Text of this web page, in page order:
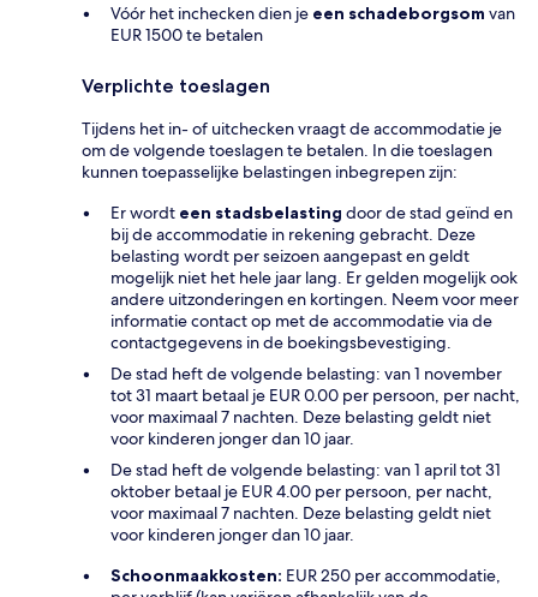
Vóór het inchecken dien je een schadeborgsom van
EUR 1500 te betalen
Verplichte toeslagen
Tijdens het in- of uitchecken vraagt de accommodatie je
om de volgende toeslagen te betalen. In die toeslagen
kunnen toepasselijke belastingen inbegrepen zijn:
Er wordt een stadsbelasting door de stad geïnd en
bij de accommodatie in rekening gebracht. Deze
belasting wordt per seizoen aangepast en geldt
mogelijk niet het hele jaar lang. Er gelden mogelijk ook
andere uitzonderingen en kortingen. Neem voor meer
informatie contact op met de accommodatie via de
contactgegevens in de boekingsbevestiging.
De stad heft de volgende belasting: van 1 november
tot 31 maart betaal je EUR 0.00 per persoon, per nacht,
voor maximaal 7 nachten. Deze belasting geldt niet
voor kinderen jonger dan 10 jaar.
De stad heft de volgende belasting: van 1 april tot 31
oktober betaal je EUR 4.00 per persoon, per nacht,
voor maximaal 7 nachten. Deze belasting geldt niet
voor kinderen jonger dan 10 jaar.
Schoonmaakkosten: EUR 250 per accommodatie,